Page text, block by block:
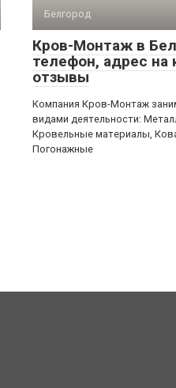
Белгород
Кров-Монтаж в
телефон, адрес на
отзывы
Компания Кров-Монтаж
видами деятельности:
Кровельные материалы,
Погонажные